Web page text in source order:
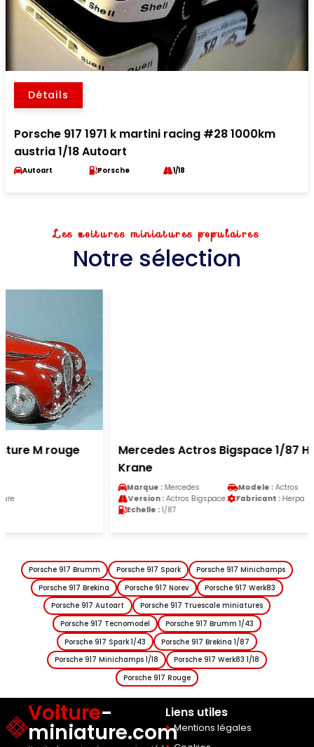
Détails
Porsche 917 1971 k martini racing #28 1000km
austria 1/18 Autoart
Autoart Porsche 1/18
Les voitures miniatures populaires
Notre sélection
Mercedes Actros Bigspace 1/87 Herpa Wasel
Modele :Actros
Actros Bigspace Fabricant :Herpa
Porsche 917 Brumm Porsche 917 Spark
Porsche 917 Minichamps
Porsche 917 Brekina
Porsche 917 Norev
Porsche 917 Werk83
Porsche 917 Autoart
Porsche 917 Truescale miniatures
Porsche 917 Tecnomodel
Porsche 917 Brumm 1/43
Porsche 917 Spark 1/43
Porsche 917 Brekina 1/87
Porsche 917 Minichamps 1/18
Porsche 917 Werk83 1/18
Porsche 917 Rouge
Voiture-
miniature.com
Liens utiles
Mentions légales